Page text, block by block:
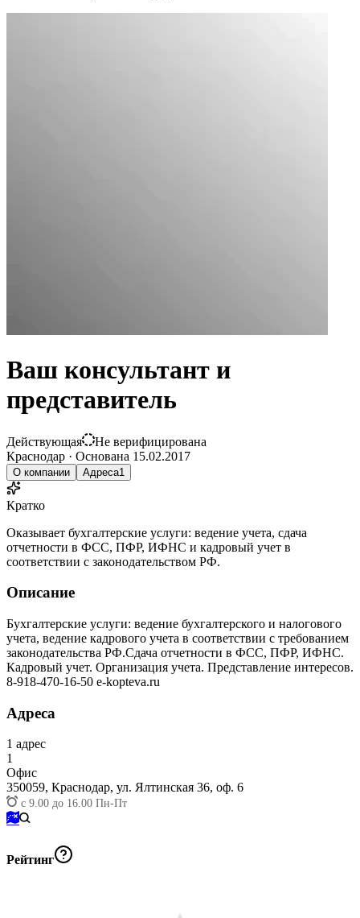
Ваш консультант и
представитель
Действующая
Не верифицирована
Краснодар · Основана 15.02.2017
О компании Адреса1
Кратко
Оказывает бухгалтерские услуги: ведение учета, сдача
отчетности в ФСС, ПФР, ИФНС и кадровый учет в
соответствии с законодательством РФ.
Описание
Бухгалтерские услуги: ведение бухгалтерского и налогового
учета, ведение кадрового учета в соответствии с требованием
законодательства РФ.Сдача отчетности в ФСС, ПФР, ИФНС.
Кадровый учет. Организация учета. Представление интересов.
8-918-470-16-50 e-kopteva.ru
Адреса
1 адрес
1
Офис
350059, Краснодар, ул. Ялтинская 36, оф. 6
с 9.00 до 16.00 Пн-Пт
Рейтинг